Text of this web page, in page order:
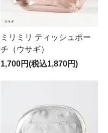
ミリミリ ティッシュポー
チ（ウサギ）
1,700円(税込1,870円)